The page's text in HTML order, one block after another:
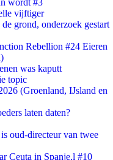
wordt #3
vijftiger
grond, onderzoek gestart
Rebellion #24 Eieren
was kaputt
topic
(Groenland, IJsland en
laten daten?
oud-directeur van twee
Ceuta in Spanje,l #10